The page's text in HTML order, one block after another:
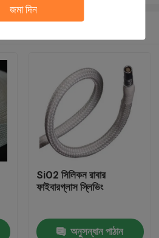
জমা দিন
SiO2 সিলিকন রাবার
ফাইবারগ্লাস স্লিভিং
অনুসন্ধান পাঠান